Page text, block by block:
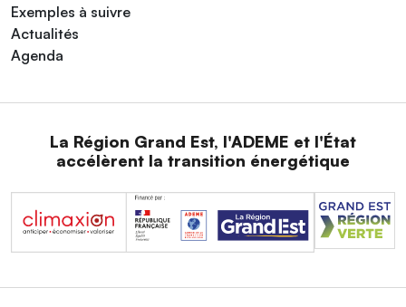
Exemples à suivre
Actualités
Agenda
La Région Grand Est, l'ADEME et l'État
accélèrent la transition énergétique